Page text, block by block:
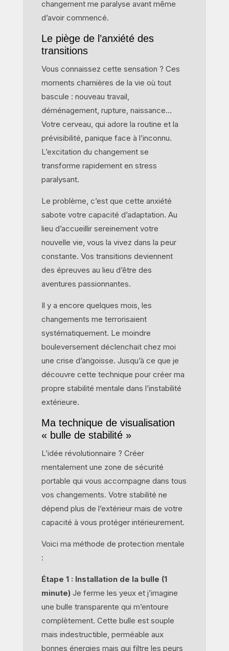
changement me paralyse avant même
d’avoir commencé.
Le piège de l’anxiété des
transitions
Vous connaissez cette sensation ? Ces
moments charnières de la vie où tout
bascule : nouveau travail,
déménagement, rupture, naissance…
Votre cerveau, qui adore la routine et la
prévisibilité, panique face à l’inconnu.
L’excitation du changement se
transforme rapidement en stress
paralysant.
Le problème, c’est que cette anxiété
sabote votre capacité d’adaptation. Au
lieu d’accueillir sereinement votre
nouvelle vie, vous la vivez dans la peur
constante. Vos transitions deviennent
des épreuves au lieu d’être des
aventures passionnantes.
Il y a encore quelques mois, les
changements me terrorisaient
systématiquement. Le moindre
bouleversement déclenchait chez moi
une crise d’angoisse. Jusqu’à ce que je
découvre cette technique pour créer ma
propre stabilité mentale dans l’instabilité
extérieure.
Ma technique de visualisation
« bulle de stabilité »
L’idée révolutionnaire ? Créer
mentalement une zone de sécurité
portable qui vous accompagne dans tous
vos changements. Votre stabilité ne
dépend plus de l’extérieur mais de votre
capacité à vous protéger intérieurement.
Voici ma méthode de protection mentale
:
Étape 1 : Installation de la bulle (1
minute)Je ferme les yeux et j’imagine
une bulle transparente qui m’entoure
complètement. Cette bulle est souple
mais indestructible, perméable aux
bonnes énergies mais qui filtre les peurs